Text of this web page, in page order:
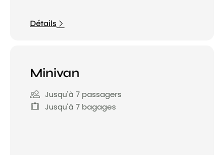
Détails
Minivan
Jusqu'à 7 passagers
Jusqu'à 7 bagages